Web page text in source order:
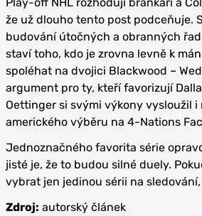
že už dlouho tento post podceňuje.
budování útočných a obranných
staví toho, kdo je zrovna levně k
spoléhat na dvojici Blackwood –
argument pro ty, kteří favorizují
Oettinger si svými výkony vysloužil i
amerického výběru na 4-Nations
Jednoznačného favorita série
jisté je, že to budou silné duely.
vybrat jen jedinou sérii na
Zdroj: autorský článek